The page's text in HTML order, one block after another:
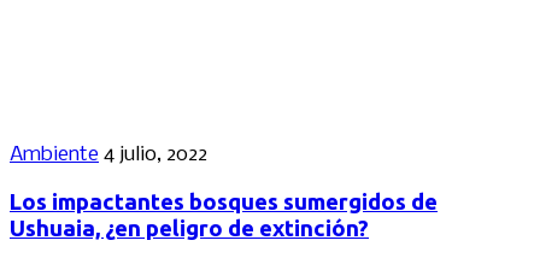
Ambiente 4 julio, 2022
Los impactantes bosques sumergidos de
Ushuaia, ¿en peligro de extinción?